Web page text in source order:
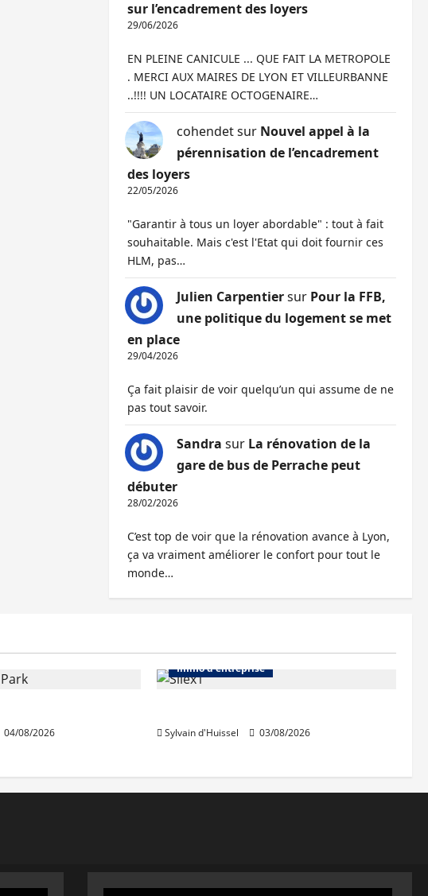
sur l’encadrement des loyers
29/06/2026
EN PLEINE CANICULE ... QUE FAIT LA METROPOLE
. MERCI AUX MAIRES DE LYON ET VILLEURBANNE
..!!!! UN LOCATAIRE OCTOGENAIRE…
cohendetsur Nouvel appel à la
pérennisation de l’encadrement
des loyers
22/05/2026
"Garantir à tous un loyer abordable" : tout à fait
souhaitable. Mais c'est l'Etat qui doit fournir ces
HLM, pas…
Julien Carpentiersur Pour la FFB,
une politique du logement se met
en place
29/04/2026
Ça fait plaisir de voir quelqu’un qui assume de ne
pas tout savoir.
Sandra sur La rénovation de la
gare de bus de Perrache peut
débuter
28/02/2026
C’est top de voir que la rénovation avance à Lyon,
ça va vraiment améliorer le confort pour tout le
monde…
04/08/2026
Immo d'entreprise
Sylvain d'Huissel 03/08/2026